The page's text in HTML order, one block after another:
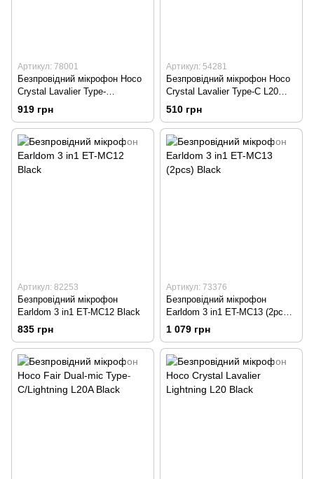
Артикул: 78001
Безпровідний мікрофон Hoco
Crystal Lavalier Type-
C/Lightning L19 Black
919 грн
Артикул: 54281
Безпровідний мікрофон Hoco
Crystal Lavalier Type-C L20
Black
510 грн
Артикул: 82253
Безпровідний мікрофон
Earldom 3 in1 ET-MC12 Black
835 грн
Артикул: 73376
Безпровідний мікрофон
Earldom 3 in1 ET-MC13 (2pcs)
Black
1 079 грн